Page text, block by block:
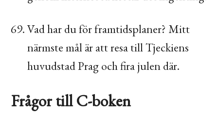
Vad har du för framtidsplaner? Mitt
närmste mål är att resa till Tjeckiens
huvudstad Prag och fira julen där.
Frågor till C-boken